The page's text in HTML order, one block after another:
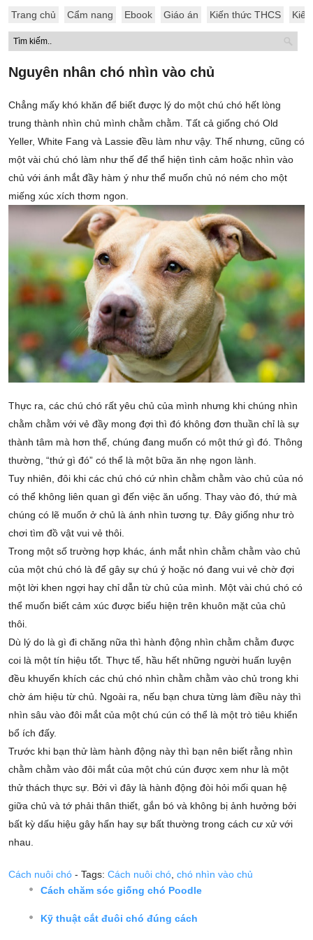
Trang chủ Cẩm nang Ebook Giáo án Kiến thức THCS
Nguyên nhân chó nhìn vào chủ
Chẳng mấy khó khăn để biết được lý do một chú chó hết lòng
trung thành nhìn chủ mình chằm chằm. Tất cả giống chó Old
Yeller, White Fang và Lassie đều làm như vậy. Thế nhưng, cũng có
một vài chú chó làm như thế để thể hiện tình cảm hoặc nhìn vào
chủ với ánh mắt đầy hàm ý như thể muốn chủ nó ném cho một
miếng xúc xích thơm ngon.
Thực ra, các chú chó rất yêu chủ của mình nhưng khi chúng nhìn
chằm chằm với vẻ đầy mong đợi thì đó không đơn thuần chỉ là sự
thành tâm mà hơn thế, chúng đang muốn có một thứ gì đó. Thông
thường, “thứ gì đó” có thể là một bữa ăn nhẹ ngon lành.
Tuy nhiên, đôi khi các chú chó cứ nhìn chằm chằm vào chủ của nó
có thể không liên quan gì đến việc ăn uống. Thay vào đó, thứ mà
chúng có lẽ muốn ở chủ là ánh nhìn tương tự. Đây giống như trò
chơi tìm đồ vật vui vẻ thôi.
Trong một số trường hợp khác, ánh mắt nhìn chằm chằm vào chủ
của một chú chó là để gây sự chú ý hoặc nó đang vui vẻ chờ đợi
một lời khen ngợi hay chỉ dẫn từ chủ của mình. Một vài chú chó có
thể muốn biết cảm xúc được biểu hiện trên khuôn mặt của chủ
thôi.
Dù lý do là gì đi chăng nữa thì hành động nhìn chằm chằm được
coi là một tín hiệu tốt. Thực tế, hầu hết những người huấn luyện
đều khuyến khích các chú chó nhìn chằm chằm vào chủ trong khi
chờ ám hiệu từ chủ. Ngoài ra, nếu bạn chưa từng làm điều này thì
nhìn sâu vào đôi mắt của một chú cún có thể là một trò tiêu khiển
bổ ích đấy.
Trước khi bạn thử làm hành động này thì bạn nên biết rằng nhìn
chằm chằm vào đôi mắt của một chú cún được xem như là một
thử thách thực sự. Bởi vì đây là hành động đòi hỏi mối quan hệ
giữa chủ và tớ phải thân thiết, gắn bó và không bị ảnh hưởng bởi
bất kỳ dấu hiệu gây hấn hay sự bất thường trong cách cư xử với
nhau.
Cách nuôi chó - Tags: Cách nuôi chó, chó nhìn vào chủ
Cách chăm sóc giống chó Poodle
Kỹ thuật cắt đuôi chó đúng cách